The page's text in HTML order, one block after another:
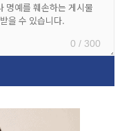
0 / 300